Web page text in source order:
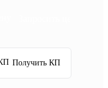
Получить КП